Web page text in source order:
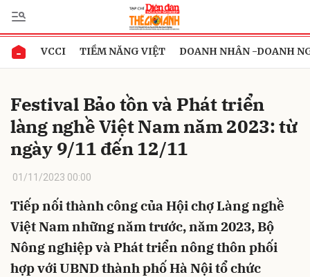
VCCI TIỀM NĂNG VIỆT DOANH NHÂN -DOANH
Festival Bảo tồn và Phát triển
làng nghề Việt Nam năm 2023: từ
ngày 9/11 đến 12/11
01/11/2023 00:00
Tiếp nối thành công của Hội chợ Làng nghề
Việt Nam những năm trước, năm 2023, Bộ
Nông nghiệp và Phát triển nông thôn phối
hợp với UBND thành phố Hà Nội tổ chức
Gửi bình luận
Hủy Gửi